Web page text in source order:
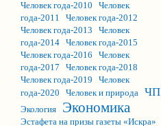
Человек года-2010
Человек
года-2011
Человек года-2012
Человек года-2013
Человек
года-2014 Человек года-2015
Человек года-2016
Человек
года-2017
Человек года-2018
Человек года-2019
Человек
года-2020
Человек и природа ЧП
Экология Экономика
Эстафета на призы газеты «Искра»